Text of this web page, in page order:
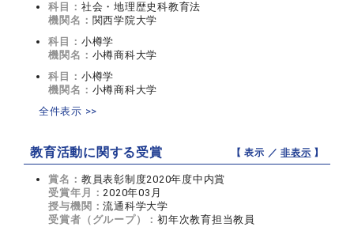
科目： 社会・地理歴史科教育法
機関名： 関西学院大学
科目： 小樽学
機関名： 小樽商科大学
科目： 小樽学
機関名： 小樽商科大学
全件表示 >>
教育活動に関する受賞 【 表示 ／非表示 】
賞名： 教員表彰制度2020年度中内賞
受賞年月：2020年03月
授与機関：流通科学大学
受賞者（グループ）：初年次教育担当教員